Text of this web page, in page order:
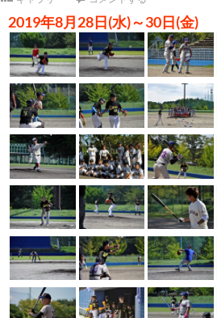
2019年8月28日(水)～30日(金)